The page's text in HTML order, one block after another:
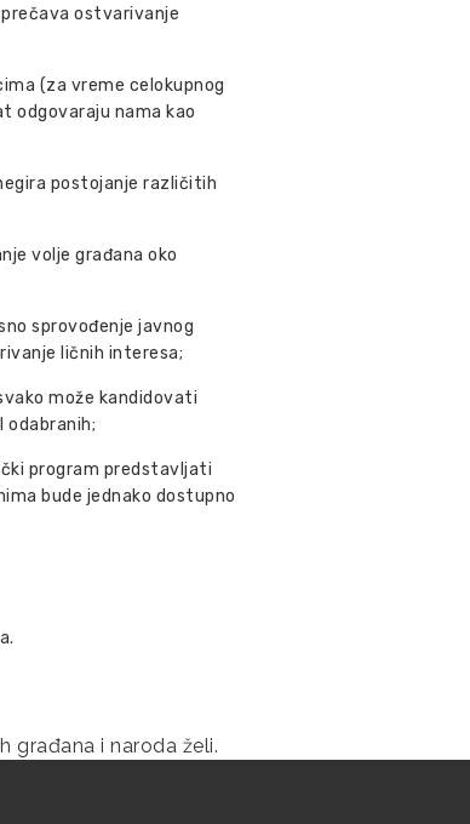
ostvarivanje
(za vreme celokupnog
odgovaraju nama kao
postojanje različitih
volјe građana oko
sprovođenje javnog
ličnih interesa;
može kandidovati
odabranih;
program predstavlјati
bude jednako dostupno
građana i naroda želi.